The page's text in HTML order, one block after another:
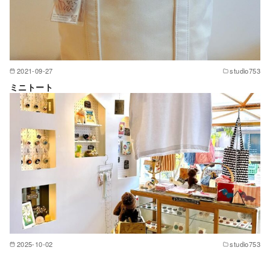
2021-09-27 studio753
ミニトート
2025-10-02 studio753